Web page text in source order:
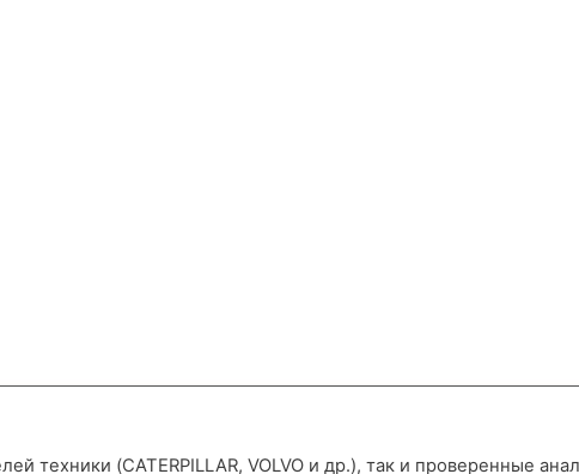
техники (CATERPILLAR, VOLVO и др.), так и проверенные